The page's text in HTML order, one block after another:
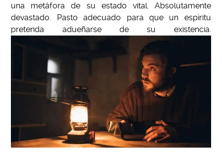
una metáfora de su estado vital. Absolutamente
devastado. Pasto adecuado para que un espíritu
pretenda adueñarse de su existencia.